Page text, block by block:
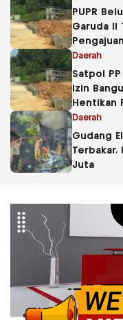
PUPR
Garuda II
Daerah
Satpol
Izin
Hentikan
PBG
Daerah
Gudang
Terbakar,
Juta